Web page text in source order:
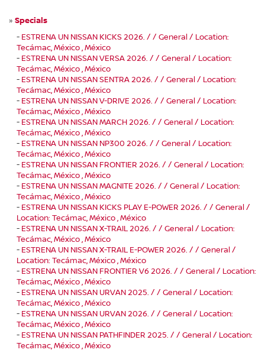
» Specials
- ESTRENA UN NISSAN KICKS 2026. / / General / Location:
Tecámac, México , México
- ESTRENA UN NISSAN VERSA 2026. / / General / Location:
Tecámac, México , México
- ESTRENA UN NISSAN SENTRA 2026. / / General / Location:
Tecámac, México , México
- ESTRENA UN NISSAN V-DRIVE 2026. / / General / Location:
Tecámac, México , México
- ESTRENA UN NISSAN MARCH 2026. / / General / Location:
Tecámac, México , México
- ESTRENA UN NISSAN NP300 2026. / / General / Location:
Tecámac, México , México
- ESTRENA UN NISSAN FRONTIER 2026. / / General / Location:
Tecámac, México , México
- ESTRENA UN NISSAN MAGNITE 2026. / / General / Location:
Tecámac, México , México
- ESTRENA UN NISSAN KICKS PLAY E-POWER 2026. / / General /
Location: Tecámac, México , México
- ESTRENA UN NISSAN X-TRAIL 2026. / / General / Location:
Tecámac, México , México
- ESTRENA UN NISSAN X-TRAIL E-POWER 2026. / / General /
Location: Tecámac, México , México
- ESTRENA UN NISSAN FRONTIER V6 2026. / / General / Location:
Tecámac, México , México
- ESTRENA UN NISSAN URVAN 2025. / / General / Location:
Tecámac, México , México
- ESTRENA UN NISSAN URVAN 2026. / / General / Location:
Tecámac, México , México
- ESTRENA UN NISSAN PATHFINDER 2025. / / General / Location:
Tecámac, México , México